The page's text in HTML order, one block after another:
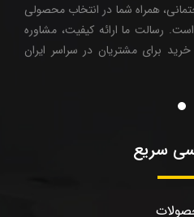
همراه شما در انتخاب محصولی
رسالت ما ارائه کیفیت، مشاوره
برای مشتریان در سراسر ایران
سریع